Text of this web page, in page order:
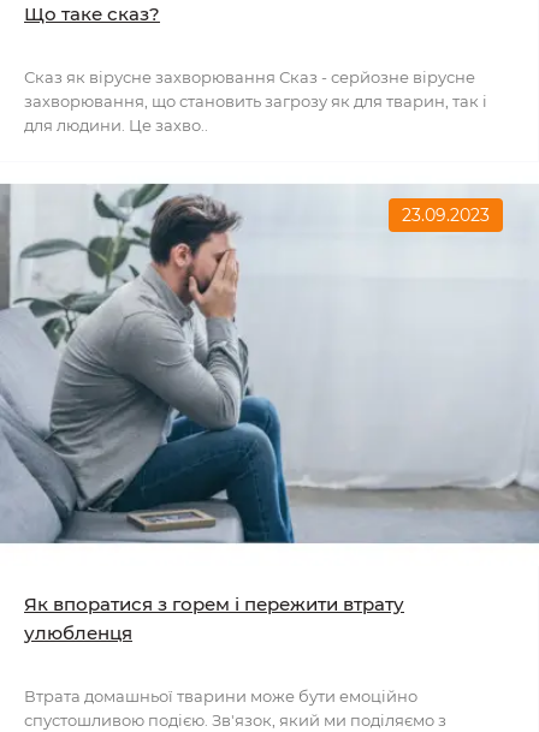
Що таке сказ?
Сказ як вірусне захворювання Сказ - серйозне вірусне
захворювання, що становить загрозу як для тварин, так і
для людини. Це захво..
23.09.2023
Як впоратися з горем і пережити втрату
улюбленця
Втрата домашньої тварини може бути емоційно
спустошливою подією. Зв'язок, який ми поділяємо з